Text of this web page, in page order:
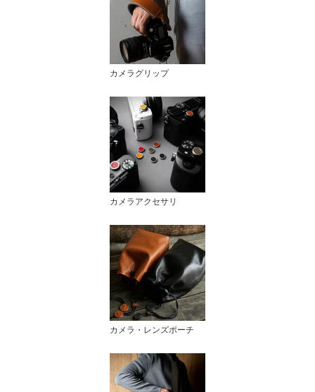
カメラグリップ
カメラアクセサリ
カメラ・レンズポーチ